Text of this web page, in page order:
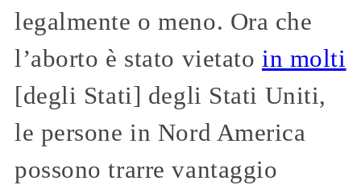
legalmente o meno. Ora che
l’aborto è stato vietato in molti
[degli Stati] degli Stati Uniti,
le persone in Nord America
possono trarre vantaggio